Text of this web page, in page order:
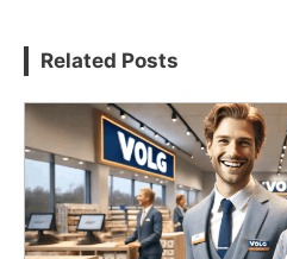
Related Posts